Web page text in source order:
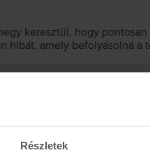
Részletek
keresztül, hogy
hibát, amely befolyásolná a